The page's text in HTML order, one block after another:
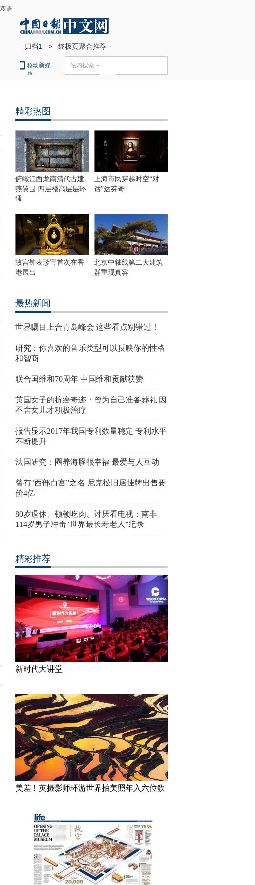
双语
归档1 > 终极页聚合推荐
移动新媒
体
站内搜索
精彩热图
俯瞰江西龙南清代古建
燕翼围 四层楼高层层环
通
上海市民穿越时空“对
话”达芬奇
故宫钟表珍宝首次在香
港展出
北京中轴线第二大建筑
群重现真容
最热新闻
世界瞩目上合青岛峰会 这些看点别错过！
研究：你喜欢的音乐类型可以反映你的性格
和智商
联合国维和70周年 中国维和贡献获赞
英国女子的抗癌奇迹：曾为自己准备葬礼 因
不舍女儿才积极治疗
报告显示2017年我国专利数量稳定 专利水平
不断提升
法国研究：圈养海豚很幸福 最爱与人互动
曾有“西部白宫”之名 尼克松旧居挂牌出售要
价4亿
80岁退休、顿顿吃肉、讨厌看电视：南非
114岁男子冲击“世界最长寿老人”纪录
精彩推荐
新时代大讲堂
美差！英摄影师环游世界拍美照年入六位数